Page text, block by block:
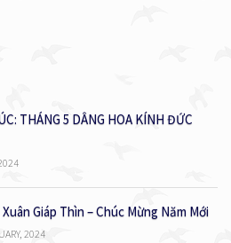
THÁNG 5 DÂNG HOA KÍNH ĐỨC
Giáp Thìn – Chúc Mừng Năm Mới
2024